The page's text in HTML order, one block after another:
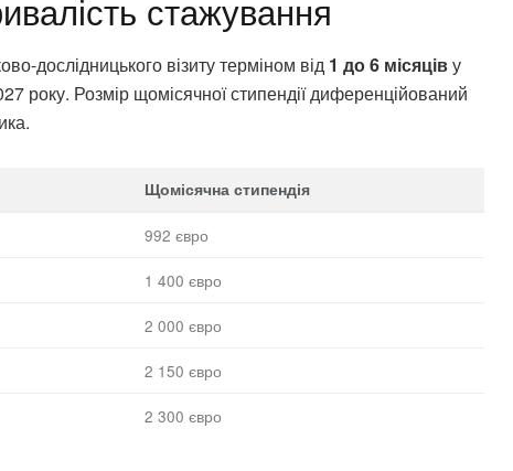
стажування
дослідницького візиту терміном від 1 до 6 місяціву
року. Розмір щомісячної стипендії диференційований
Щомісячна стипендія
992 євро
1 400 євро
2 000 євро
2 150 євро
2 300 євро